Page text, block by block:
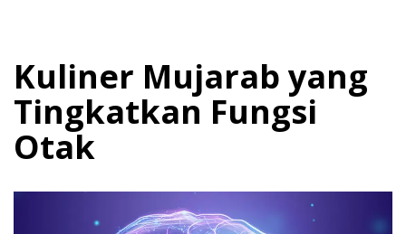
Kuliner Mujarab yang
Tingkatkan Fungsi
Otak